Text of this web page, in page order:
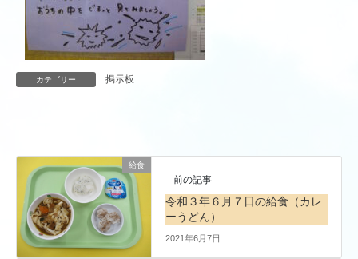
カテゴリー 掲示板
給食
前の記事
令和３年６月７日の給食（カレ
ーうどん）
2021年6月7日